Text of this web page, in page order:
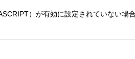
）が有効に設定されていない場